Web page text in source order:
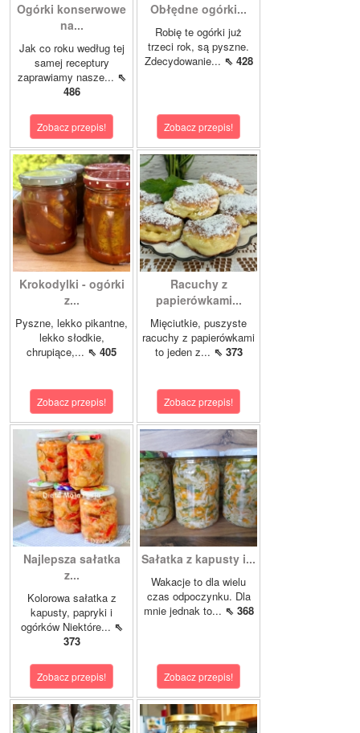
Ogórki konserwowe
na...
Jak co roku według tej
samej receptury
zaprawiamy nasze... ⇖
486
Zobacz przepis!
Obłędne ogórki...
Robię te ogórki już
trzeci rok, są pyszne.
Zdecydowanie... ⇖ 428
Zobacz przepis!
Krokodylki - ogórki
z...
Pyszne, lekko pikantne,
lekko słodkie,
chrupiące,... ⇖ 405
Zobacz przepis!
Racuchy z
papierówkami...
Mięciutkie, puszyste
racuchy z papierówkami
to jeden z... ⇖ 373
Zobacz przepis!
Najlepsza sałatka
z...
Kolorowa sałatka z
kapusty, papryki i
ogórków Niektóre... ⇖
373
Zobacz przepis!
Sałatka z kapusty i...
Wakacje to dla wielu
czas odpoczynku. Dla
mnie jednak to... ⇖ 368
Zobacz przepis!